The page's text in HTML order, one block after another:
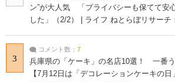
ン”が大人気 「プライバシーも保てて安
した」（2/2） | ライフ ねとらぼリサーチ
3
コメント数： 7
兵庫県の「ケーキ」の名店10選！ 一番
【7月12日は「デコレーションケーキの